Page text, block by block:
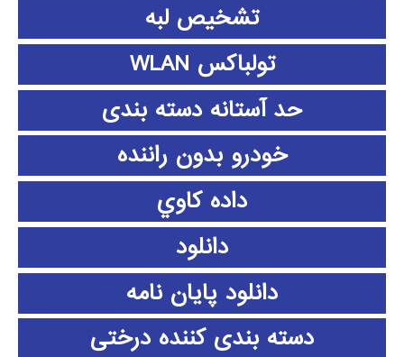
تشخیص لبه
تولباکس WLAN
حد آستانه دسته بندی
خودرو بدون راننده
داده كاوي
دانلود
دانلود پايان نامه
دسته بندی کننده درختی